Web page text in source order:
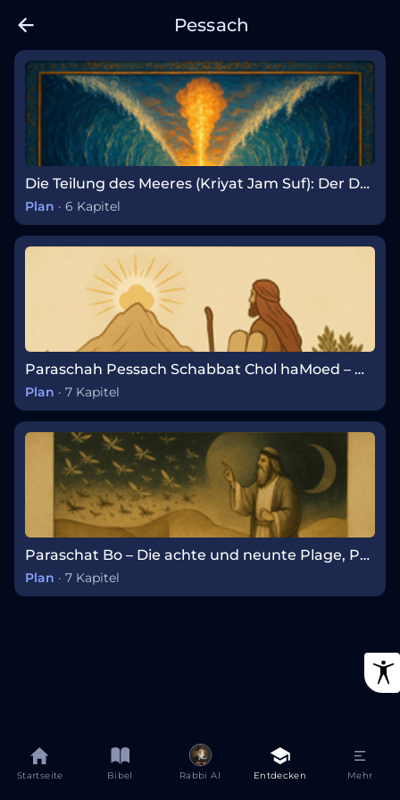
Pessach
Die Teilung des Meeres (Kriyat Jam Suf): Der Durchzug und das Lied
Plan · 6 Kapitel
Paraschah Pessach Schabbat Chol haMoed – Wöchentlicher Tora-Abschnitt
Plan · 7 Kapitel
Paraschat Bo – Die achte und neunte Plage, Pessach und der Auszug aus Ägypten
Plan · 7 Kapitel
Startseite Bibel Rabbi AI Entdecken Mehr